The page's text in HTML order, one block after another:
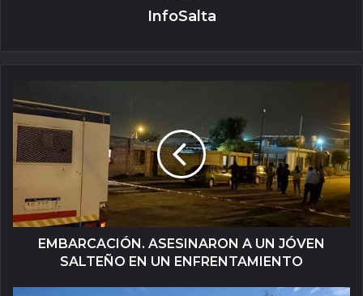
InfoSalta
EMBARCACIÓN. ASESINARON A UN JÓVEN
SALTEÑO EN UN ENFRENTAMIENTO